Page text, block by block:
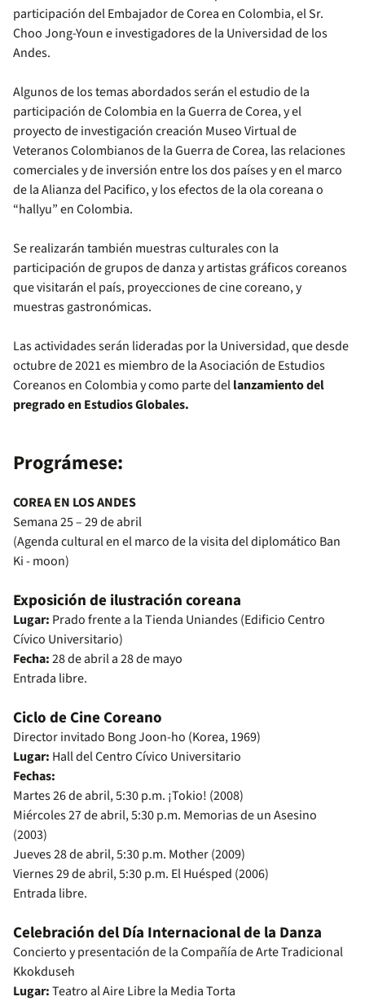
participación del Embajador de Corea en Colombia, el Sr.
Choo Jong-Youn e investigadores de la Universidad de los
Andes.
Algunos de los temas abordados serán el estudio de la
participación de Colombia en la Guerra de Corea, y el
proyecto de investigación creación Museo Virtual de
Veteranos Colombianos de la Guerra de Corea, las relaciones
comerciales y de inversión entre los dos países y en el marco
de la Alianza del Pacifico, y los efectos de la ola coreana o
“hallyu” en Colombia.
Se realizarán también muestras culturales con la
participación de grupos de danza y artistas gráficos coreanos
que visitarán el país, proyecciones de cine coreano, y
muestras gastronómicas.
Las actividades serán lideradas por la Universidad, que desde
octubre de 2021 es miembro de la Asociación de Estudios
Coreanos en Colombia y como parte dellanzamiento del
pregrado en Estudios Globales.
Prográmese:
COREA EN LOS ANDES
Semana 25 – 29 de abril
(Agenda cultural en el marco de la visita del diplomático Ban
Ki - moon)
Exposición de ilustración coreana
Lugar: Prado frente a la Tienda Uniandes (Edificio Centro
Cívico Universitario)
Fecha:28 de abril a 28 de mayo
Entrada libre.
Ciclo de Cine Coreano
Director invitado Bong Joon-ho (Korea, 1969)
Lugar: Hall del Centro Cívico Universitario
Fechas:
Martes 26 de abril, 5:30 p.m. ¡Tokio! (2008)
Miércoles 27 de abril, 5:30 p.m. Memorias de un Asesino
(2003)
Jueves 28 de abril, 5:30 p.m. Mother (2009)
Viernes 29 de abril, 5:30 p.m. El Huésped (2006)
Entrada libre.
Celebración del Día Internacional de la Danza
Concierto y presentación de la Compañía de Arte Tradicional
Kkokduseh
Lugar:Teatro al Aire Libre la Media Torta